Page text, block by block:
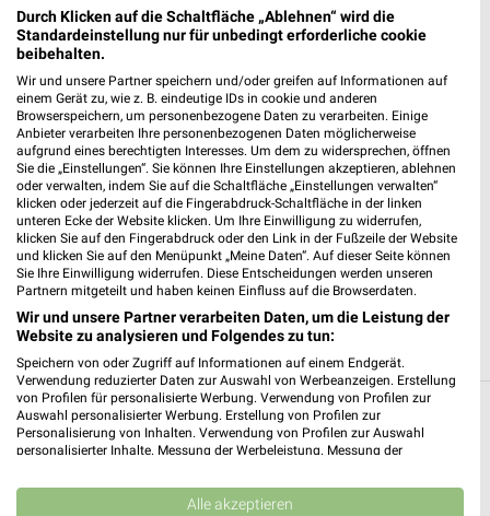
EDEKA Bangemann Weissach im Tal
71554 Weissach im Tal
Heute 08:00 - 20:00 Uhr | Geöffnet
485,75 km • Angebote: 1 Prospekt
REWE Marbach
Grabenstr. 1
71672 Marbach
Heute 07:00 - 22:00 Uhr | Geöffnet
493,56 km • Angebote: 2 Prospekte
Supermärkte Angebote und Prospekte für
Burgstetten
14 Prospekte
Durch Klicken auf die Schaltfläche „Ablehnen“ wird die
Standardeinstellung nur für unbedingt erforderliche cookie
beibehalten.
Wir und unsere Partner speichern und/oder greifen auf Informationen auf
einem Gerät zu, wie z. B. eindeutige IDs in cookie und anderen
Browserspeichern, um personenbezogene Daten zu verarbeiten. Einige
Anbieter verarbeiten Ihre personenbezogenen Daten möglicherweise
aufgrund eines berechtigten Interesses. Um dem zu widersprechen, öffnen
Sie die „Einstellungen“. Sie können Ihre Einstellungen akzeptieren, ablehnen
oder verwalten, indem Sie auf die Schaltfläche „Einstellungen verwalten“
klicken oder jederzeit auf die Fingerabdruck-Schaltfläche in der linken
unteren Ecke der Website klicken. Um Ihre Einwilligung zu widerrufen,
klicken Sie auf den Fingerabdruck oder den Link in der Fußzeile der Website
und klicken Sie auf den Menüpunkt „Meine Daten“. Auf dieser Seite können
Sie Ihre Einwilligung widerrufen. Diese Entscheidungen werden unseren
Partnern mitgeteilt und haben keinen Einfluss auf die Browserdaten.
Wir und unsere Partner verarbeiten Daten, um die Leistung der
Website zu analysieren und Folgendes zu tun:
Speichern von oder Zugriff auf Informationen auf einem Endgerät.
Verwendung reduzierter Daten zur Auswahl von Werbeanzeigen. Erstellung
von Profilen für personalisierte Werbung. Verwendung von Profilen zur
Auswahl personalisierter Werbung. Erstellung von Profilen zur
Personalisierung von Inhalten. Verwendung von Profilen zur Auswahl
personalisierter Inhalte. Messung der Werbeleistung. Messung der
Kombinationen von Daten aus verschiedenen Quellen. Entwicklung und
Verbesserung der Angebote. Verwendung reduzierter Daten zur Auswahl
Alle akzeptieren